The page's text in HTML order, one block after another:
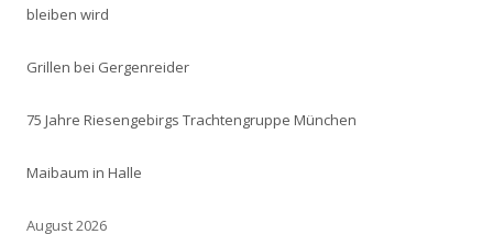
bleiben wird
Grillen bei Gergenreider
75 Jahre Riesengebirgs Trachtengruppe München
Maibaum in Halle
August 2026